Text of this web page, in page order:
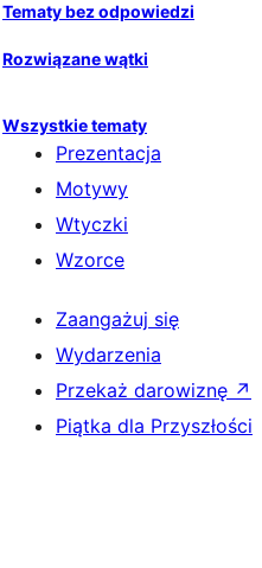
Tematy bez odpowiedzi
Rozwiązane wątki
Wszystkie tematy
Prezentacja
Motywy
Wtyczki
Wzorce
Zaangażuj się
Wydarzenia
Przekaż darowiznę ↗
Piątka dla Przyszłości